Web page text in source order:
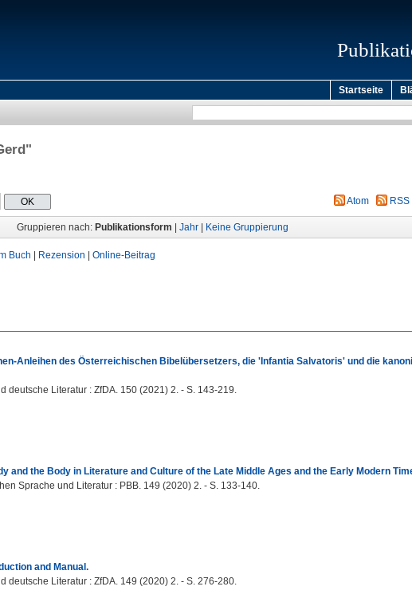
Startseite
"
Atom
Gruppieren nach: Publikationsform Jahr| Keine Gruppierung
Buch Rezension Online-Beitrag
Anleihen des Österreichischen Bibelübersetzers, die 'Infantia Salvatoris' und die
deutsche Literatur : ZfDA. 150 (2021) 2. - S. 143-219.
and the Body in Literature and Culture of the Late Middle Ages and the Early Modern
Sprache und Literatur : PBB. 149 (2020) 2. - S. 133-140.
and Manual.
deutsche Literatur : ZfDA. 149 (2020) 2. - S. 276-280.